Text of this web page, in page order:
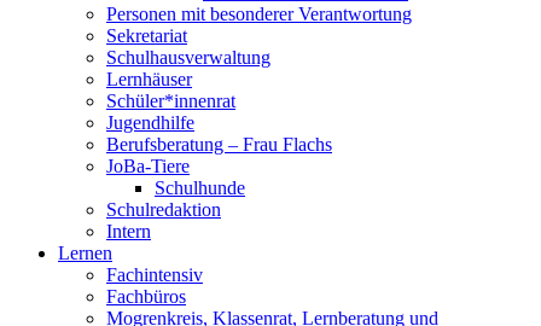
Personen mit besonderer Verantwortung
Sekretariat
Schulhausverwaltung
Lernhäuser
Schüler*innenrat
Jugendhilfe
Berufsberatung – Frau Flachs
JoBa-Tiere
Schulhunde
Schulredaktion
Intern
Lernen
Fachintensiv
Fachbüros
Mogrenkreis, Klassenrat, Lernberatung und